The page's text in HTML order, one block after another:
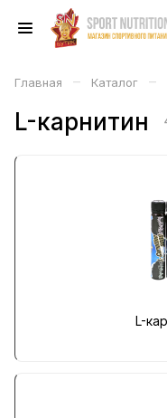
Главная – Каталог –
L-карнитин
L-